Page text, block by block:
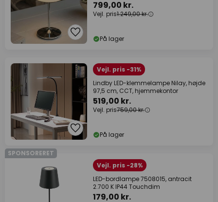
799,00 kr.
Vejl. pris1.249,00 kr.
På lager
Vejl. pris -31%
Lindby LED-klemmelampe Nilay, højde
97,5 cm, CCT, hjemmekontor
519,00 kr.
Vejl. pris759,00 kr.
På lager
SPONSORERET
Vejl. pris -28%
LED-bordlampe 7508015, antracit
2.700 K IP44 Touchdim
179,00 kr.